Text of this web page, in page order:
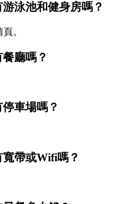
泳池和健身房嗎？
。
廳嗎？
車場嗎？
帶或Wifi嗎？